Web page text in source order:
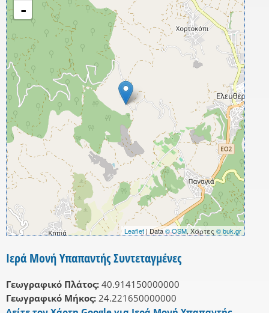
-
Leaflet| Data© OSM, Χάρτες © buk.gr
Ιερά Μονή Υπαπαντής Συντεταγμένες
Γεωγραφικό Πλάτος: 40.914150000000
Γεωγραφικό Μήκος: 24.221650000000